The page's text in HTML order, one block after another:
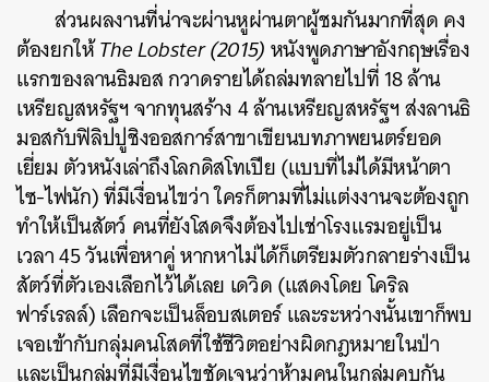
ส่วนผลงานที่น่าจะผ่านหูผ่านตาผู้ชมกันมากที่สุด คง
ต้องยกให้The Lobster (2015)หนังพูดภาษาอังกฤษเรื่อง
แรกของลานธิมอส กวาดรายได้ถล่มทลายไปที่ 18 ล้าน
เหรียญสหรัฐฯ จากทุนสร้าง 4 ล้านเหรียญสหรัฐฯ ส่งลานธิ
มอสกับฟิลิปปูชิงออสการ์สาขาเขียนบทภาพยนตร์ยอด
เยี่ยม ตัวหนังเล่าถึงโลกดิสโทเปีย (แบบที่ไม่ได้มีหน้าตา
ไซ-ไฟนัก) ที่มีเงื่อนไขว่า ใครก็ตามที่ไม่แต่งงานจะต้องถูก
ทำให้เป็นสัตว์ คนที่ยังโสดจึงต้องไปเช่าโรงแรมอยู่เป็น
เวลา 45 วันเพื่อหาคู่ หากหาไม่ได้ก็เตรียมตัวกลายร่างเป็น
สัตว์ที่ตัวเองเลือกไว้ได้เลย เดวิด (แสดงโดย โคริล
ฟาร์เรลล์) เลือกจะเป็นล็อบสเตอร์ และระหว่างนั้นเขาก็พบ
เจอเข้ากับกลุ่มคนโสดที่ใช้ชีวิตอย่างผิดกฎหมายในป่า
และเป็นกลุ่มที่มีเงื่อนไขชัดเจนว่าห้ามคนในกลุ่มคบกัน
ค้นหา
SHARE TWEET LINE EMAIL